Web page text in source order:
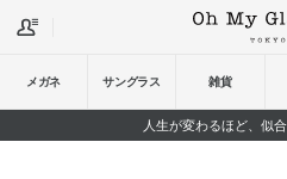
メガネ サングラス 雑貨
人生が変わるほど、似